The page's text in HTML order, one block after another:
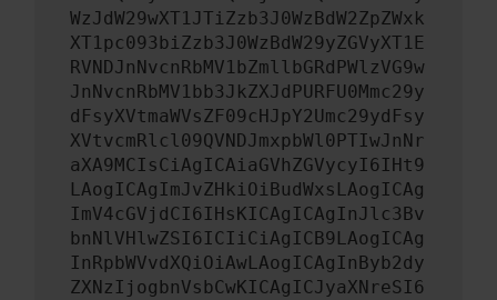
WzJdW29wXT1JTiZzb3J0WzBdW2ZpZWxk
XT1pc093biZzb3J0WzBdW29yZGVyXT1E
RVNDJnNvcnRbMV1bZmllbGRdPWlzVG9w
JnNvcnRbMV1bb3JkZXJdPURFU0Mmc29y
dFsyXVtmaWVsZF09cHJpY2Umc29ydFsy
XVtvcmRlcl09QVNDJmxpbWl0PTIwJnNr
aXA9MCIsCiAgICAiaGVhZGVycyI6IHt9
LAogICAgImJvZHkiOiBudWxsLAogICAg
ImV4cGVjdCI6IHsKICAgICAgInJlc3Bv
bnNlVHlwZSI6ICIiCiAgICB9LAogICAg
InRpbWVvdXQiOiAwLAogICAgInByb2dy
ZXNzIjogbnVsbCwKICAgICJyaXNreSI6